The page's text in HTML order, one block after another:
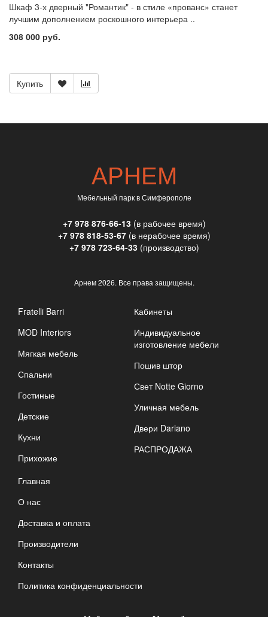
Шкаф 3-х дверный "Романтик" - в стиле «прованс» станет
лучшим дополнением роскошного интерьера ..
308 000 руб.
Купить
АРНЕМ
Мебельный парк в Симферополе
+7 978 876-66-13(в рабочее время)
+7 978 818-53-67(в нерабочее время)
+7 978 723-64-33(производство)
Арнем2026. Все права защищены.
Fratelli Barri
MOD Interiors
Мягкая мебель
Спальни
Гостиные
Детские
Кухни
Прихожие
Кабинеты
Индивидуальное
изготовление мебели
Пошив штор
Свет Notte Giorno
Уличная мебель
Двери Dariano
РАСПРОДАЖА
Главная
О нас
Доставка и оплата
Производители
Контакты
Политика конфиденциальности